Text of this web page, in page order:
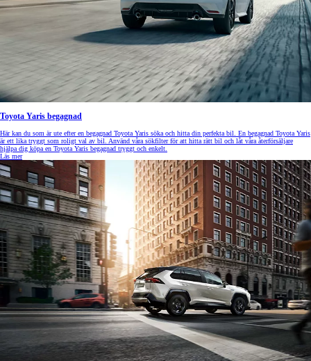
Toyota Yaris begagnad
Här kan du som är ute efter en begagnad Toyota Yaris söka och hitta din perfekta bil. En begagnad Toyota Yaris
är ett lika tryggt som roligt val av bil. Använd våra sökfilter för att hitta rätt bil och låt våra återförsäljare
hjälpa dig köpa en Toyota Yaris begagnad tryggt och enkelt.
Läs mer